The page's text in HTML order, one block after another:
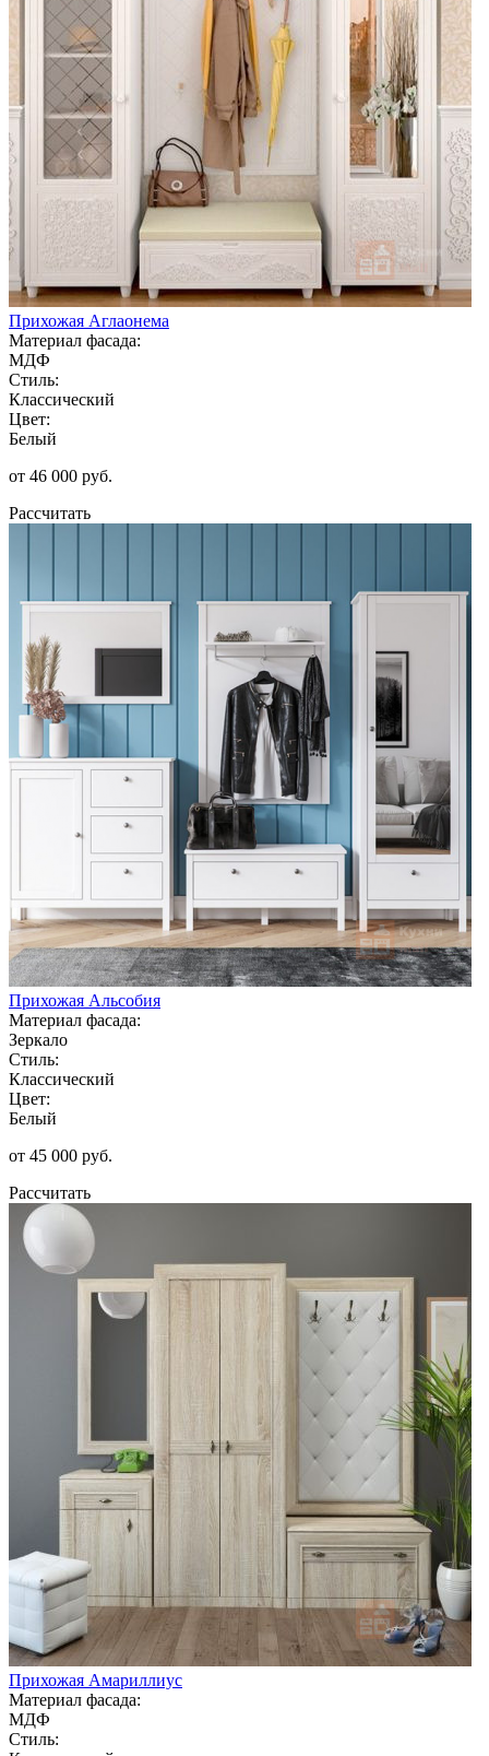
Прихожая Аглаонема
Материал фасада:
МДФ
Стиль:
Классический
Цвет:
Белый
от 46 000 руб.
Рассчитать
Прихожая Альсобия
Материал фасада:
Зеркало
Стиль:
Классический
Цвет:
Белый
от 45 000 руб.
Рассчитать
Прихожая Амариллиус
Материал фасада:
МДФ
Стиль: